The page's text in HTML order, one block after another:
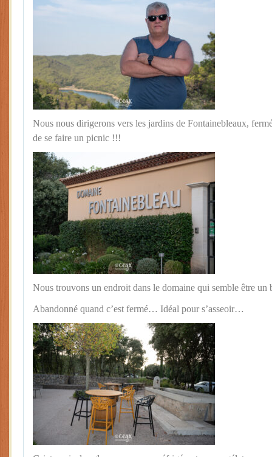
Nous nous dirigerons vers les jardins de Fontainebleaux,
de se faire un picnic !!!
Nous trouvons un endroit dans le domaine qui semble être
Abandonné quand c’est fermé… Idéal pour s’asseoir…